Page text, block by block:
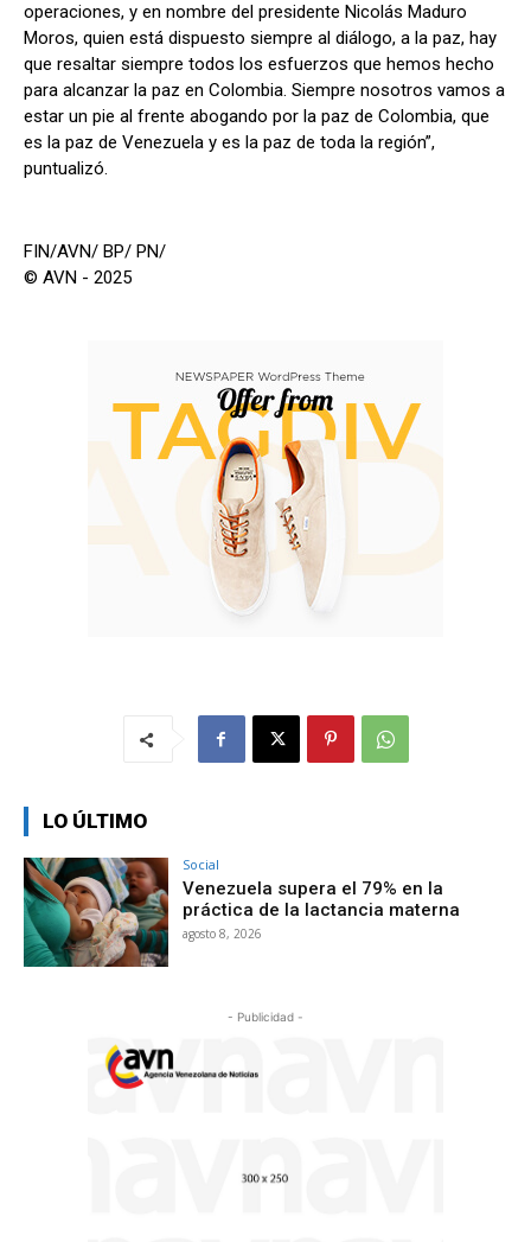
operaciones, y en nombre del presidente Nicolás Maduro
Moros, quien está dispuesto siempre al diálogo, a la paz, hay
que resaltar siempre todos los esfuerzos que hemos hecho
para alcanzar la paz en Colombia. Siempre nosotros vamos a
estar un pie al frente abogando por la paz de Colombia, que
es la paz de Venezuela y es la paz de toda la región”,
puntualizó.
FIN/AVN/ BP/ PN/
© AVN - 2025
LO ÚLTIMO
Social
Venezuela supera el 79% en la
práctica de la lactancia materna
agosto 8, 2026
- Publicidad -